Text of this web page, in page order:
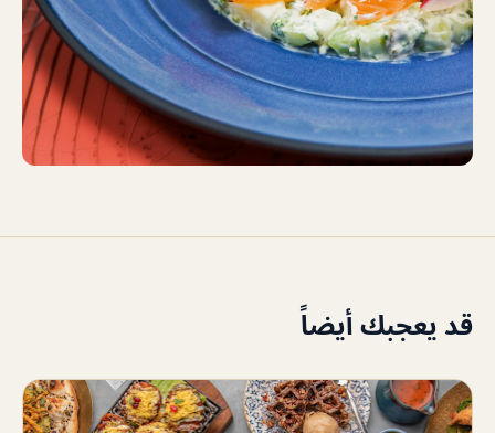
قد يعجبك أيضاً